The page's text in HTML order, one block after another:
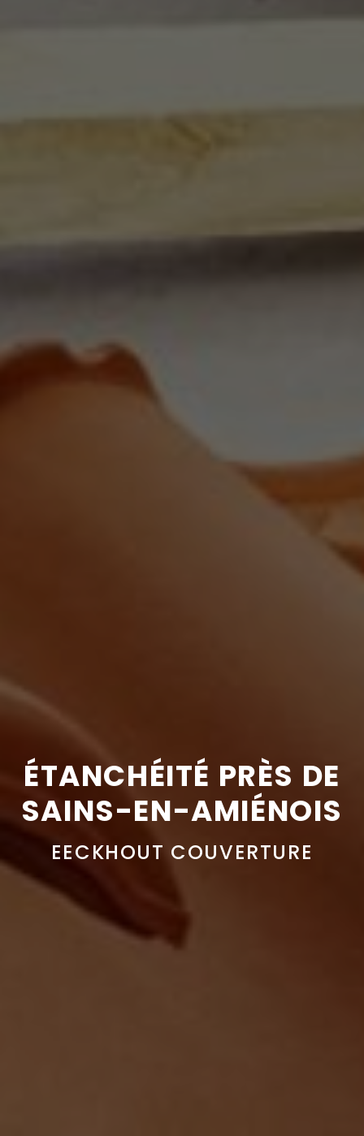
ÉTANCHÉITÉ PRÈS DE
SAINS-EN-AMIÉNOIS
EECKHOUT COUVERTURE